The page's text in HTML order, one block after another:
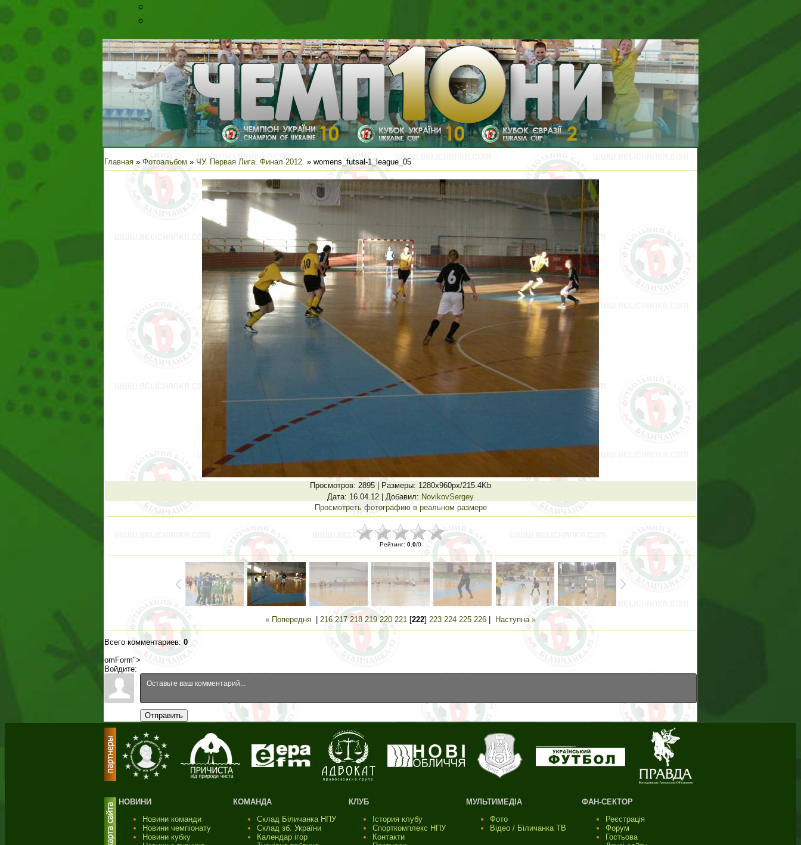
Главная »Фотоальбом » ЧУ. Первая Лига. Финал 2012. » womens_futsal-1_league_05
Просмотров: 2895 | Размеры: 1280x960px/215.4Kb
Дата: 16.04.12 | Добавил: NovikovSergey
Просмотреть фотографию в реальном размере
Рейтинг: 0.0/0
« Попередня 216 217 218 219 220 221 [222] 223 224 225 226 Наступна »
Всего комментариев:0
omForm">
Войдите:
Отправить
НОВИНИ
Новини команди
Новини чемпіонату
Новини кубку
КОМАНДА
Склад Біличанка НПУ
Склад зб. України
Календар ігор
КЛУБ
Істория клубу
Спорткомплекс НПУ
Контакти
МУЛЬТИМЕДІА
Фото
Відео / Біличанка ТВ
ФАН-СЕКТОР
Реєстрація
Форум
Гостьова